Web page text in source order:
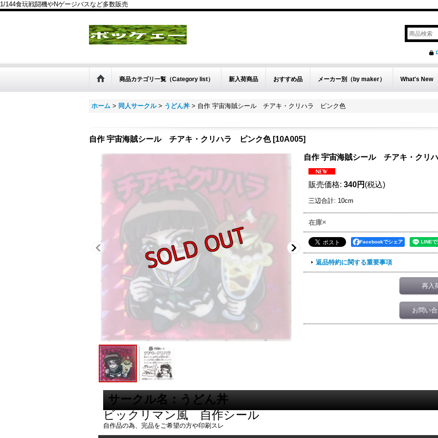
1/144食玩戦闘機やNゲージバスなど多数販売
商品カテゴリ一覧（Category list） 新入荷商品 おすすめ品 メーカー別（by maker） What's New
ホーム > 同人サークル > うどん丼 > 自作 宇宙海賊シール チアキ・クリハラ ピンク色
自作 宇宙海賊シール チアキ・クリハラ ピンク色 [10A005]
自作 宇宙海賊シール チアキ・クリ
販売価格: 340円 (税込)
三辺合計: 10cm
在庫×
Facebookでシェア
返品特約に関する重要事項
再入
お問い
サークル名：うどん丼
ビックリマン風 自作シール
自作品の為、完品をご希望の方や印刷スレ